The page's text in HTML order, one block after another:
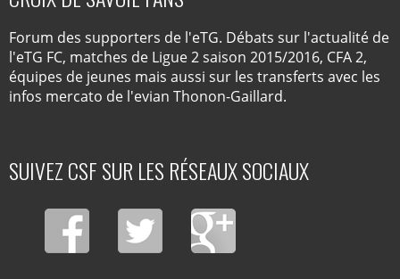
Forum des supporters de l'eTG. Débats sur l'actualité de
l'eTG FC, matches de Ligue 2 saison 2015/2016, CFA 2,
équipes de jeunes mais aussi sur les transferts avec les
infos mercato de l'evian Thonon-Gaillard.
SUIVEZ CSF SUR LES RÉSEAUX SOCIAUX